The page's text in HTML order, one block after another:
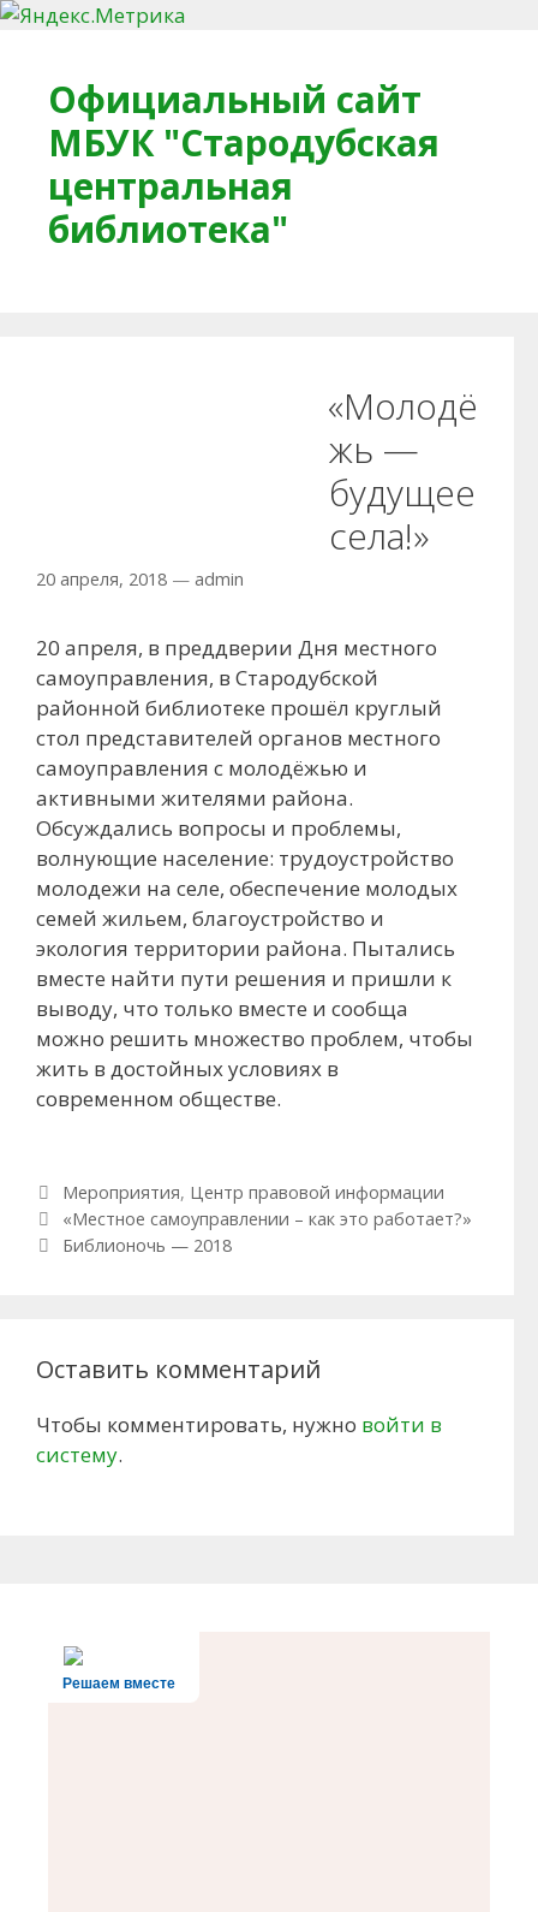
Официальный сайт
МБУК "Стародубская
центральная
библиотека"
«Молодё
жь —
будущее
села!»
20 апреля, 2018 — admin
20 апреля, в преддверии Дня местного
самоуправления, в Стародубской
районной библиотеке прошёл круглый
стол представителей органов местного
самоуправления с молодёжью и
активными жителями района.
Обсуждались вопросы и проблемы,
волнующие население: трудоустройство
молодежи на селе, обеспечение молодых
семей жильем, благоустройство и
экология территории района. Пытались
вместе найти пути решения и пришли к
выводу, что только вместе и сообща
можно решить множество проблем, чтобы
жить в достойных условиях в
современном обществе.
Рубрики
Мероприятия, Центр правовой информации
Навигация по записям
«Местное самоуправлении – как это работает?»
Библионочь — 2018
Оставить комментарий
Чтобы комментировать, нужно войти в
систему.
Решаем вместе